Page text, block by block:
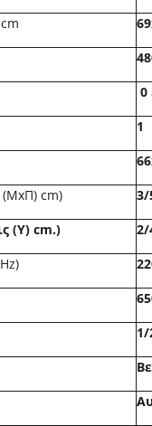
0
1
(ΜxΠ) cm)
3/
(Υ) cm.)
2/
1/